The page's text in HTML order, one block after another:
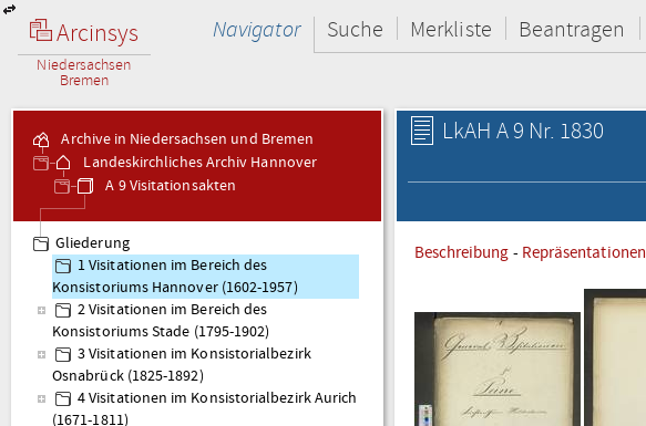
Arcinsys
Niedersachsen
Bremen
Navigator Suche Merkliste Beantragen
Archive in Niedersachsen und Bremen
Landeskirchliches Archiv Hannover
A 9 Visitationsakten
Gliederung
1 Visitationen im Bereich des
Konsistoriums Hannover (1602-1957)
2 Visitationen im Bereich des
Konsistoriums Stade (1795-1902)
3 Visitationen im Konsistorialbezirk
Osnabrück (1825-1892)
4 Visitationen im Konsistorialbezirk Aurich
(1671-1811)
LkAH A 9 Nr. 1830
Beschreibung - Repräsentationen